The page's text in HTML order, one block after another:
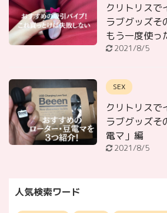
クリトリスで
ラブグッズそ
もう一度使っ
2021/8/5
SEX
クリトリスで
ラブグッズ
電マ」編
2021/8/5
人気検索ワード